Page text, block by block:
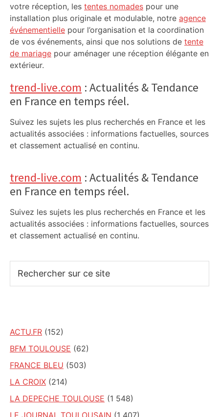
votre réception, les tentes nomades pour une
installation plus originale et modulable, notre agence
événementielle pour l’organisation et la coordination
de vos événements, ainsi que nos solutions de tente
de mariage pour aménager une réception élégante en
extérieur.
trend-live.com : Actualités & Tendance
en France en temps réel.
Suivez les sujets les plus recherchés en France et les
actualités associées : informations factuelles, sources
et classement actualisé en continu.
trend-live.com : Actualités & Tendance
en France en temps réel.
Suivez les sujets les plus recherchés en France et les
actualités associées : informations factuelles, sources
et classement actualisé en continu.
sur
ce
ACTU.FR (152)
BFM TOULOUSE (62)
FRANCE BLEU (503)
LA CROIX (214)
LA DEPECHE TOULOUSE (1 548)
LE JOURNAL TOULOUSAIN (1 407)